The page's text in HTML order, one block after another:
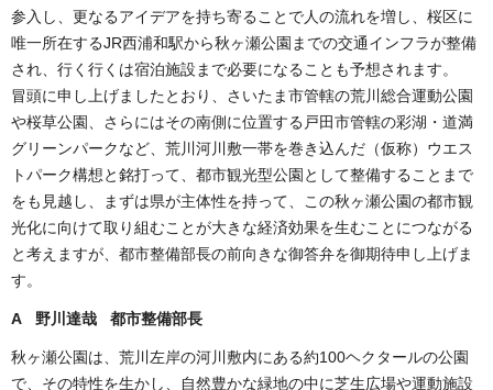
参入し、更なるアイデアを持ち寄ることで人の流れを増し、桜区に
唯一所在するJR西浦和駅から秋ヶ瀬公園までの交通インフラが整備
され、行く行くは宿泊施設まで必要になることも予想されます。
冒頭に申し上げましたとおり、さいたま市管轄の荒川総合運動公園
や桜草公園、さらにはその南側に位置する戸田市管轄の彩湖・道満
グリーンパークなど、荒川河川敷一帯を巻き込んだ（仮称）ウエス
トパーク構想と銘打って、都市観光型公園として整備することまで
をも見越し、まずは県が主体性を持って、この秋ヶ瀬公園の都市観
光化に向けて取り組むことが大きな経済効果を生むことにつながる
と考えますが、都市整備部長の前向きな御答弁を御期待申し上げま
す。
A 野川達哉 都市整備部長
秋ヶ瀬公園は、荒川左岸の河川敷内にある約100ヘクタールの公園
で、その特性を生かし、自然豊かな緑地の中に芝生広場や運動施設